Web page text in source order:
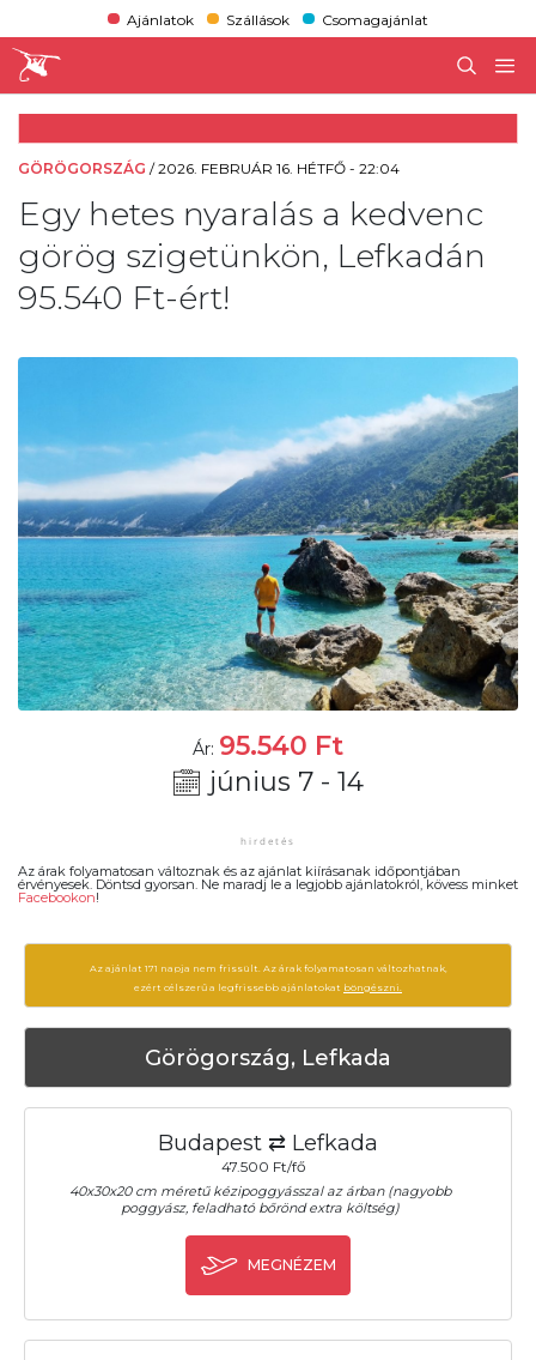
Ajánlatok Szállások Csomagajánlat
GÖRÖGORSZÁG /2026. FEBRUÁR 16. HÉTFŐ - 22:04
Egy hetes nyaralás a kedvenc
görög szigetünkön, Lefkadán
95.540 Ft-ért!
Ár: 95.540 Ft
június 7 - 14
Az árak folyamatosan változnak és az ajánlat kiírásanak időpontjában
érvényesek. Döntsd gyorsan. Ne maradj le a legjobb ajánlatokról, kövess minket
Facebookon!
Az ajánlat 171 napja nem frissült. Az árak folyamatosan változhatnak,
ezért célszerű a legfrissebb ajánlatokat böngészni.
Görögország, Lefkada
Budapest ⇄ Lefkada
47.500 Ft/fő
40x30x20 cm méretű kézipoggyásszal az árban (nagyobb
poggyász, feladható bőrönd extra költség)
MEGNÉZEM